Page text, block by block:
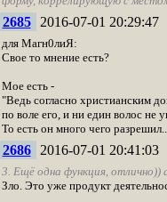
2685 2016-07-01 20:29:47
для Магн0лиЯ:
Свое то мнение есть?
Мое есть -
"Ведь согласно христианским
по воле его, и ни един волос не
То есть он много чего
2686 2016-07-01 20:41:03
3. Ещё одна функция, отлично))
Зло. Это уже продукт